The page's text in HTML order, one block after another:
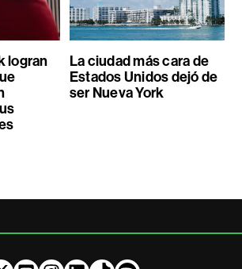
logran
La ciudad más cara de
Estados Unidos dejó de
ser Nueva York